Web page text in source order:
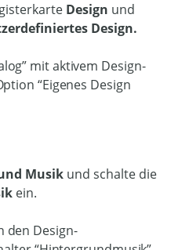
Design und
Design.
Musik und schalte die
ein.